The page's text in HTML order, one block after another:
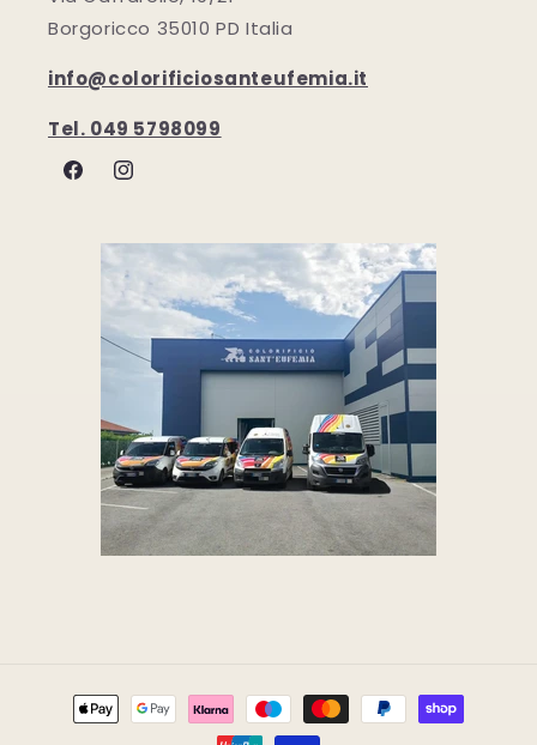
Borgoricco 35010 PD Italia
info@colorificiosanteufemia.it
Tel. 049 5798099
FacebookInstagram
Metodi